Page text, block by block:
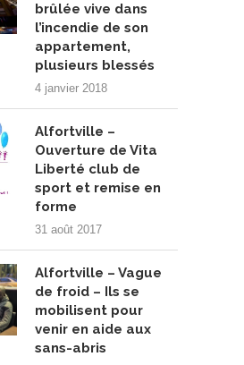
brûlée vive dans
l’incendie de son
appartement,
plusieurs blessés
4 janvier 2018
Alfortville –
Ouverture de Vita
Liberté club de
sport et remise en
forme
31 août 2017
Alfortville – Vague
de froid – Ils se
mobilisent pour
venir en aide aux
sans-abris